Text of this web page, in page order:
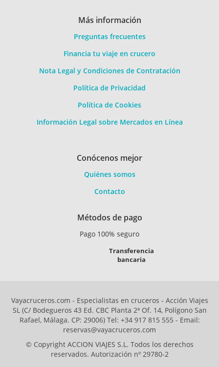
Más información
Preguntas frecuentes
Financia tu viaje en crucero
Nota Legal y Condiciones de Contratación
Política de Privacidad
Política de Cookies
Información Legal sobre Mercados en Línea
Conócenos mejor
Quiénes somos
Contacto
Métodos de pago
Pago 100% seguro
Transferencia
bancaria
Vayacruceros.com - Especialistas en cruceros - Acción Viajes
SL (C/ Bodegueros 43 Ed. CBC Planta 2ª Of. 14, Polígono San
Rafael, Málaga. CP: 29006) Tel: +34 917 815 555 - Email:
reservas@vayacruceros.com
© Copyright ACCION VIAJES S.L. Todos los derechos
reservados. Autorización nº 29780-2